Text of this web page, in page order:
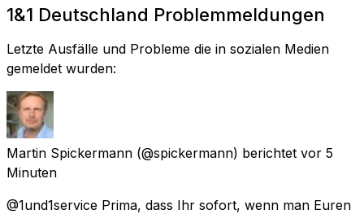
1&1 Deutschland Problemmeldungen
Letzte Ausfälle und Probleme die in sozialen Medien
gemeldet wurden:
Martin Spickermann (@spickermann) berichtet vor 5
Minuten
@1und1service Prima, dass Ihr sofort, wenn man Euren